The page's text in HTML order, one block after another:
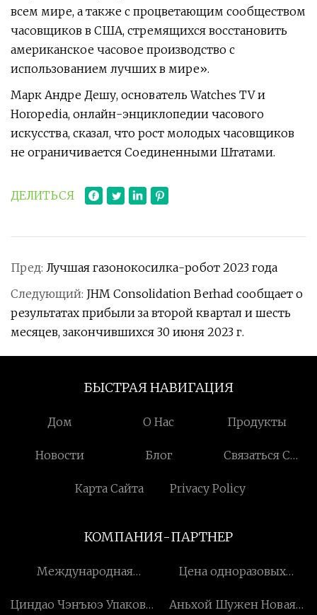
всем мире, а также с процветающим сообществом
часовщиков в США, стремящихся восстановить
американское часовое производство с
использованием лучших в мире».
Марк Андре Дешу, основатель Watches TV и
Horopedia, онлайн-энциклопедии часового
искусства, сказал, что рост молодых часовщиков
не ограничивается Соединенными Штатами.
ДЕЛИТЬСЯ
Пред: Лучшая газонокосилка-робот 2023 года
Следующий: JHM Consolidation Berhad сообщает о
результатах прибыли за второй квартал и шесть
месяцев, закончившихся 30 июня 2023 г.
БЫСТРАЯ НАВИГАЦИЯ
Дом О Нас Продукты
Новости Блог
Связаться С
Карта Сайта
Privacy Policy
КОМПАНИЯ-ПАРТНЕР
Международная
Zhejiang Snow Village Co.,
Цена одноразовых
Циндао Чэнъюэ Упаковка
Аньхой Шужен Новая